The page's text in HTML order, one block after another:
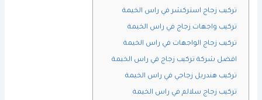
تركيب زجاج استركشر في راس الخيمة
تركيب واجهات زجاج في راس الخيمة
تركيب زجاج الواجهات في راس الخيمة
افضل شركة تركيب زجاج في راس الخيمة
تركيب هندريل زجاجي في راس الخيمة
تركيب زجاج سلالم في راس الخيمة